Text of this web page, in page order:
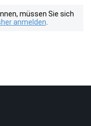
müssen Sie sich
anmelden